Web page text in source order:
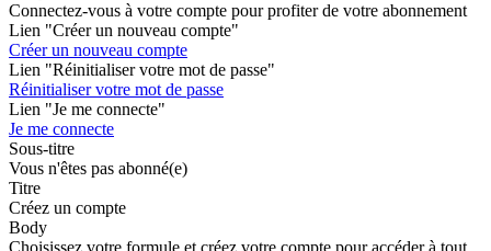
Connectez-vous à votre compte pour profiter de votre abonnement
Lien "Créer un nouveau compte"
Créer un nouveau compte
Lien "Réinitialiser votre mot de passe"
Réinitialiser votre mot de passe
Lien "Je me connecte"
Je me connecte
Sous-titre
Vous n'êtes pas abonné(e)
Titre
Créez un compte
Body
Choisissez votre formule et créez votre compte pour accéder à tout